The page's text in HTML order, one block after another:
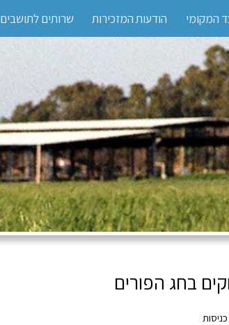
המקומי הודעות המזכירות שרותים לתושבים
בחג הפורים
כניסות